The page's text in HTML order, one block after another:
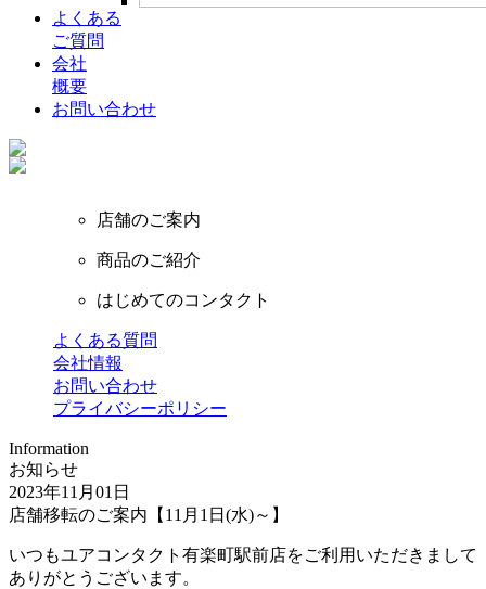
よくある
ご質問
会社
概要
お問い合わせ
店舗のご案内
商品のご紹介
はじめてのコンタクト
よくある質問
会社情報
お問い合わせ
プライバシーポリシー
Information
お知らせ
2023年11月01日
店舗移転のご案内【11月1日(水)～】
いつもユアコンタクト有楽町駅前店をご利用いただきまして
ありがとうございます。